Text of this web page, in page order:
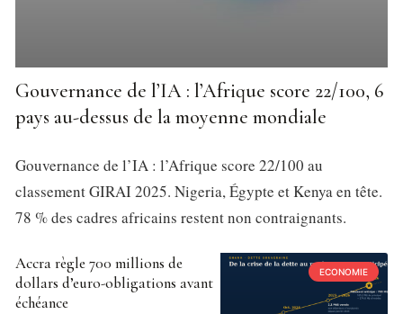
Gouvernance de l’IA : l’Afrique score 22/100, 6
pays au-dessus de la moyenne mondiale
Gouvernance de l’IA : l’Afrique score 22/100 au
classement GIRAI 2025. Nigeria, Égypte et Kenya en tête.
78 % des cadres africains restent non contraignants.
ECONOMIE
Accra règle 700 millions de
dollars d’euro-obligations avant
échéance